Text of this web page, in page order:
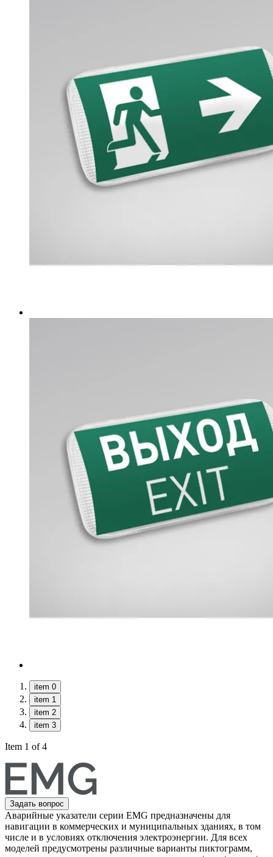
item 0
item 1
item 2
item 3
Item 1 of 4
Задать вопрос
Аварийные указатели серии EMG предназначены для
навигации в коммерческих и муниципальных зданиях, в том
числе и в условиях отключения электроэнергии. Для всех
моделей предусмотрены различные варианты пиктограмм,